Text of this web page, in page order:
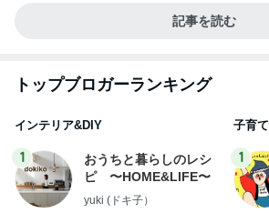
記事を読む
トップブロガーランキング
インテリア&DIY
1
おうちと暮らしのレシ
ピ 〜HOME&LIFE〜
yuki (ドキ子）
子育て
1